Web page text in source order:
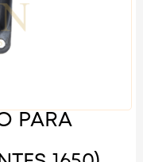
PARA